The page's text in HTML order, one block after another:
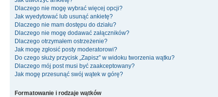
Dlaczego nie mogę wybrać więcej opcji?
Jak wyedytować lub usunąć ankietę?
Dlaczego nie mam dostępu do działu?
Dlaczego nie mogę dodawać załączników?
Dlaczego otrzymałem ostrzeżenie?
Jak mogę zgłosić posty moderatorowi?
Do czego służy przycisk „Zapisz” w widoku tworzenia wątku?
Dlaczego mój post musi być zaakceptowany?
Jak mogę przesunąć swój wątek w górę?
Formatowanie i rodzaje wątków